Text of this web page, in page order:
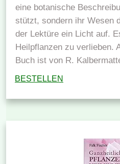
eine botanische
stützt, sondern ihr Wesen
der Lektüre ein Licht auf.
Heilpflanzen zu verlieben.
Buch ist von R.
BESTELLEN